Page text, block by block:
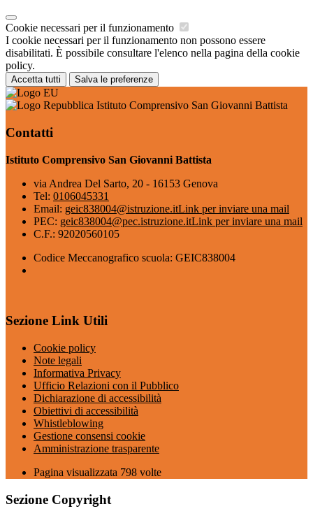
Cookie necessari per il funzionamento
I cookie necessari per il funzionamento non possono essere
disabilitati. È possibile consultare l'elenco nella pagina della cookie
policy.
Accetta tutti Salva le preferenze
Istituto Comprensivo San Giovanni Battista
Contatti
Istituto Comprensivo San Giovanni Battista
via Andrea Del Sarto, 20 - 16153 Genova
Tel: 0106045331
Email: geic838004@istruzione.itLink per inviare una mail
PEC: geic838004@pec.istruzione.itLink per inviare una mail
C.F.: 92020560105
Codice Meccanografico scuola: GEIC838004
Sezione Link Utili
Cookie policy
Note legali
Informativa Privacy
Ufficio Relazioni con il Pubblico
Dichiarazione di accessibilità
Obiettivi di accessibilità
Whistleblowing
Gestione consensi cookie
Amministrazione trasparente
Pagina visualizzata 798 volte
Sezione Copyright